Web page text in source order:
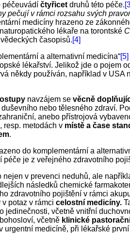
péčeuvádí čtyřicet druhů této péče.
pečují v rámci rozsahu svých
medicíny hrazeno ze
lékaře na torontské
časopisů.[4]
a alternativní medicína“[5]
lékařství. Jelikož jde o pojem
někdy používán, například v USA
navzájem se věcně
nebo tělesného zdraví.
anebo přístrojová
, resp. metodách v místě a čase
.
do komplementární a
je z veřejného zdravotního
nejen v prevenci neduhů, ale
následků chemické
zdravotního pojištění v rámci
potaz v rámci celostní medicíny.
jedinečnosti, včetně vnitřní
včetně klinické
urgentní medicíně, při lékařské